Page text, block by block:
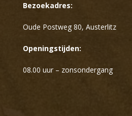
Bezoekadres:
Oude Postweg 80, Austerlitz
Openingstijden:
08.00 uur – zonsondergang